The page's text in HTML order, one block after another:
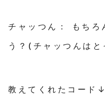
チャッつん： もちろ
う？(チャッつんはと
教えてくれたコード↓